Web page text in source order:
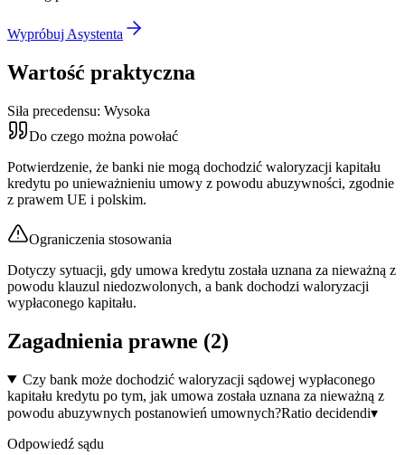
Wypróbuj Asystenta
Wartość praktyczna
Siła precedensu: Wysoka
Do czego można powołać
Potwierdzenie, że banki nie mogą dochodzić waloryzacji kapitału
kredytu po unieważnieniu umowy z powodu abuzywności, zgodnie
z prawem UE i polskim.
Ograniczenia stosowania
Dotyczy sytuacji, gdy umowa kredytu została uznana za nieważną z
powodu klauzul niedozwolonych, a bank dochodzi waloryzacji
wypłaconego kapitału.
Zagadnienia prawne (2)
Czy bank może dochodzić waloryzacji sądowej wypłaconego
kapitału kredytu po tym, jak umowa została uznana za nieważną z
powodu abuzywnych postanowień umownych?Ratio decidendi▾
Odpowiedź sądu